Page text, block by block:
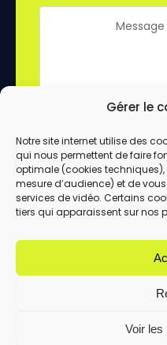
Gérer le
Notre site internet utilise des
qui nous permettent de faire
optimale (cookies
mesure d’audience) et de
services de vidéo. Certains
tiers qui apparaissent sur nos
Voir les
En utilisant ce
stockage et le
par